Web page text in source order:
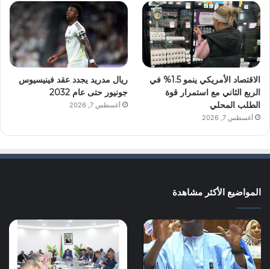
الاقتصاد الأمريكي ينمو 1.5% في
الربع الثاني مع استمرار قوة
الطلب المحلي
أغسطس 7, 2026
ريال مدريد يجدد عقد فينيسيوس
جونيور حتى عام 2032
أغسطس 7, 2026
المواضيع الأكثر مشاهدة